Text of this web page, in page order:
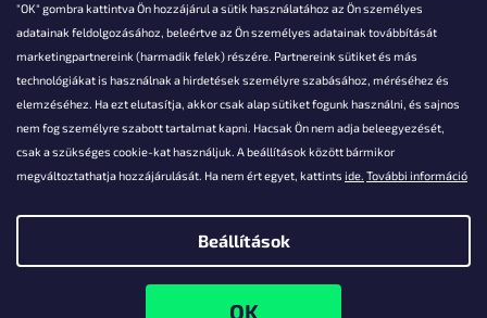
"OK" gombra kattintva Ön hozzájárul a sütik használatához az Ön személyes
adatainak feldolgozásához, beleértve az Ön személyes adatainak továbbítását
marketingpartnereink (harmadik felek) részére. Partnereink sütiket és más
technológiákat is használnak a hirdetések személyre szabásához, méréséhez és
elemzéséhez. Ha ezt elutasítja, akkor csak alap sütiket fogunk használni, és sajnos
nem fog személyre szabott tartalmat kapni. Hacsak Ön nem adja beleegyezését,
csak a szükséges cookie-kat használjuk. A beállítások között bármikor
megváltoztathatja hozzájárulását. Ha nem ért egyet, kattints ide. További információ
Beállítások